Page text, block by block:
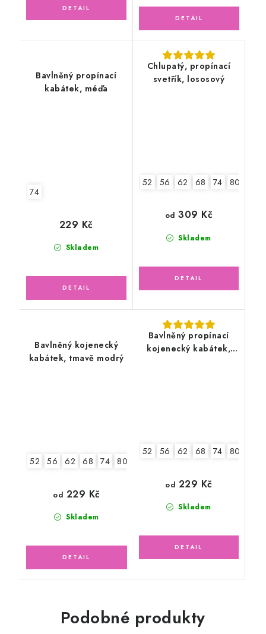
Bavlněný propínací
kabátek, méďa
74
Skladem
229 Kč
Chlupatý, propínací
svetřík, lososový
52 56 62 68 74 80
Skladem
od 309 Kč
Bavlněný kojenecký
kabátek, tmavě modrý
52 56 62 68 74 80
Skladem
od 229 Kč
Bavlněný propínací
kojenecký kabátek,
52 56 62 68 74 80
Skladem
od 229 Kč
Podobné produkty